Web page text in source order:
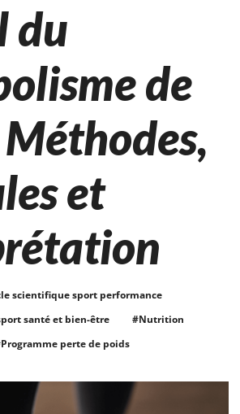
du
de
et
scientifique sport performance
santé et bien-être
#Nutrition
perte de poids